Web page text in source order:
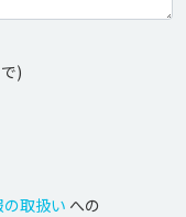
)
取扱い への